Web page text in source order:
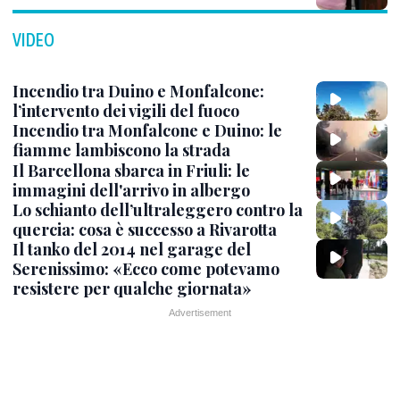
VIDEO
Incendio tra Duino e Monfalcone:
l’intervento dei vigili del fuoco
Incendio tra Monfalcone e Duino: le
fiamme lambiscono la strada
Il Barcellona sbarca in Friuli: le
immagini dell'arrivo in albergo
Lo schianto dell’ultraleggero contro la
quercia: cosa è successo a Rivarotta
Il tanko del 2014 nel garage del
Serenissimo: «Ecco come potevamo
resistere per qualche giornata»